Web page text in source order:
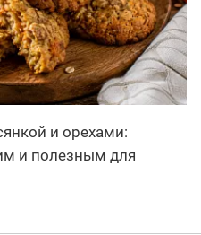
и орехами:
и полезным для